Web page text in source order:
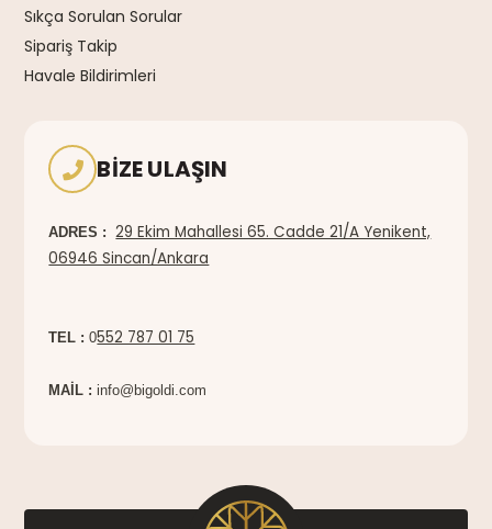
Sıkça Sorulan Sorular
Sipariş Takip
Havale Bildirimleri
BIZE ULAŞIN
ADRES :
29 Ekim Mahallesi 65. Cadde 21/A Yenikent,
06946 Sincan/Ankara
TEL : 0552 787 01 75
MAİL :info@bigoldi.com